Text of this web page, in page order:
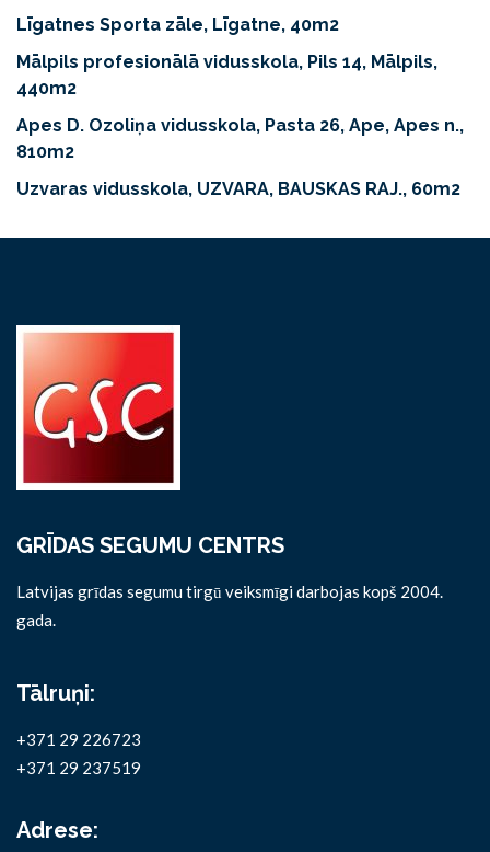
Līgatnes Sporta zāle, Līgatne, 40m2
Mālpils profesionālā vidusskola, Pils 14, Mālpils,
440m2
Apes D. Ozoliņa vidusskola, Pasta 26, Ape, Apes n.,
810m2
Uzvaras vidusskola, UZVARA, BAUSKAS RAJ., 60m2
GRĪDAS SEGUMU CENTRS
Latvijas grīdas segumu tirgū veiksmīgi darbojas kopš 2004.
gada.
Tālruņi:
+371 29 226723
+371 29 237519
Adrese: